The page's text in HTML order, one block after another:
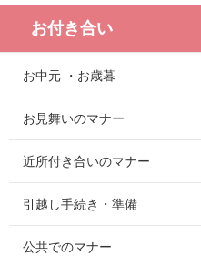
お付き合い
お中元 ・お歳暮
お見舞いのマナー
近所付き合いのマナー
引越し手続き・準備
公共でのマナー